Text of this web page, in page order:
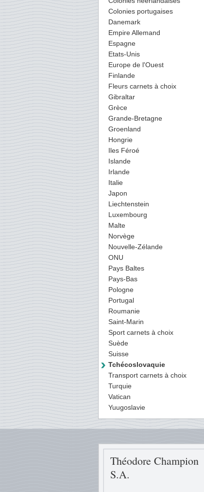
Colonies portugaises
Danemark
Empire Allemand
Espagne
Etats-Unis
Europe de l'Ouest
Finlande
Fleurs carnets à choix
Gibraltar
Grèce
Grande-Bretagne
Groenland
Hongrie
Iles Féroé
Islande
Irlande
Italie
Japon
Liechtenstein
Luxembourg
Malte
Norvège
Nouvelle-Zélande
ONU
Pays Baltes
Pays-Bas
Pologne
Portugal
Roumanie
Saint-Marin
Sport carnets à choix
Suède
Suisse
Tchécoslovaquie
Transport carnets à choix
Turquie
Vatican
Yuugoslavie
Théodore Champion
S.A.